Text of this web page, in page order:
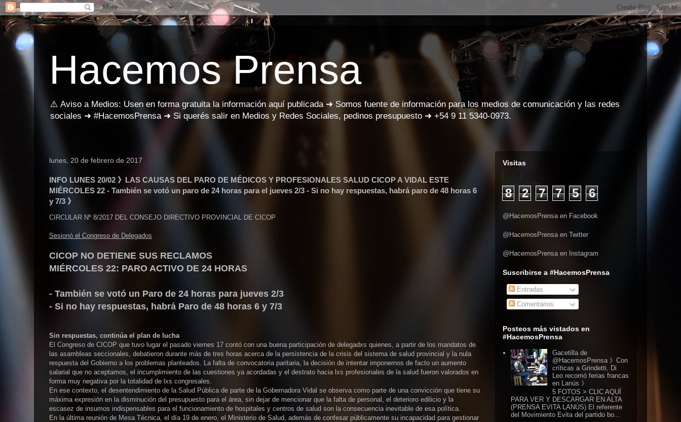
Hacemos Prensa
⚠️ Aviso a Medios: Usen en forma gratuita la información aquí publicada ➜ Somos fuente de información para los medios de comunicación y las redes
sociales ➜ #HacemosPrensa ➜ Si querés salir en Medios y Redes Sociales, pedinos presupuesto ➜ +54 9 11 5340-0973.
lunes, 20 de febrero de 2017
INFO LUNES 20/02 》LAS CAUSAS DEL PARO DE MÉDICOS Y PROFESIONALES SALUD CICOP A VIDAL ESTE
MIÉRCOLES 22 - También se votó un paro de 24 horas para el jueves 2/3 - Si no hay respuestas, habrá paro de 48 horas 6
y 7/3 》
CIRCULAR Nº 8/2017 DEL CONSEJO DIRECTIVO PROVINCIAL DE CICOP
Sesionó el Congreso de Delegados
CICOP NO DETIENE SUS RECLAMOS
MIÉRCOLES 22: PARO ACTIVO DE 24 HORAS
- También se votó un Paro de 24 horas para jueves 2/3
- Si no hay respuestas, habrá Paro de 48 horas 6 y 7/3
Sin respuestas, continúa el plan de lucha
El Congreso de CICOP que tuvo lugar el pasado viernes 17 contó con una buena participación de delegadxs quienes, a partir de los mandatos de
las asambleas seccionales, debatieron durante más de tres horas acerca de la persistencia de la crisis del sistema de salud provincial y la nula
respuesta del Gobierno a los problemas planteados. La falta de convocatoria paritaria, la decisión de intentar imponernos de facto un aumento
salarial que no aceptamos, el incumplimiento de las cuestiones ya acordadas y el destrato hacia lxs profesionales de la salud fueron valorados en
forma muy negativa por la totalidad de lxs congresales.
En ese contexto, el desentendimiento de la Salud Pública de parte de la Gobernadora Vidal se observa como parte de una convicción que tiene su
máxima expresión en la disminución del presupuesto para el área, sin dejar de mencionar que la falta de personal, el deterioro edilicio y la
escasez de insumos indispensables para el funcionamiento de hospitales y centros de salud son la consecuencia inevitable de esa política.
En la última reunión de Mesa Técnica, el día 19 de enero, el Ministerio de Salud, además de confesar públicamente su incapacidad para gestionar
Visitas
8 2 7 7 5 6
@HacemosPrensa en Facebook
@HacemosPrensa en Twitter
@HacemosPrensa en Instagram
Suscribirse a #HacemosPrensa
Entradas
Comentarios
Posteos más vistados en
#HacemosPrensa
Gacetilla de
@HacemosPrensa 》Con
críticas a Grindetti, Di
Leo recorrió ferias francas
en Lanús 》
5 FOTOS > CLIC AQUÍ
PARA VER Y DESCARGAR EN ALTA
(PRENSA EVITA LANÚS) El referente
del Movimiento Evita del partido bo...